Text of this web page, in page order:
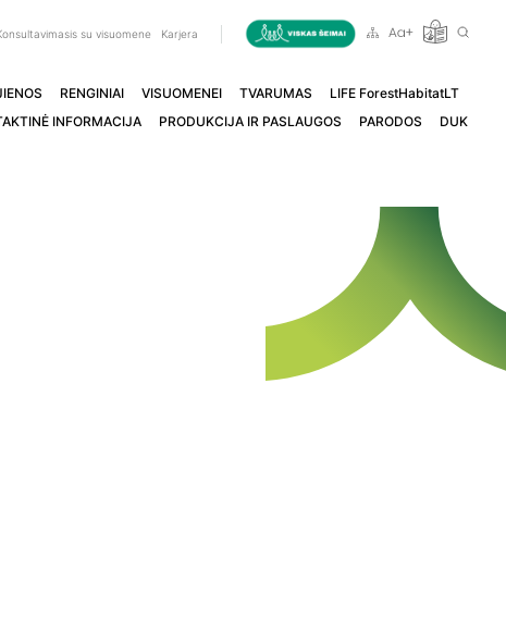
su visuomene Karjera
RENGINIAI VISUOMENEI TVARUMAS
LIFE ForestHabitatLT
INFORMACIJA
PRODUKCIJA IR PASLAUGOS PARODOS DUK